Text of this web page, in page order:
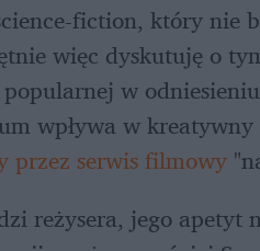
fiction, który nie
więc dyskutuję o
w
wpływa w kreatywny
przez serwis filmowy
reżysera, jego apetyt